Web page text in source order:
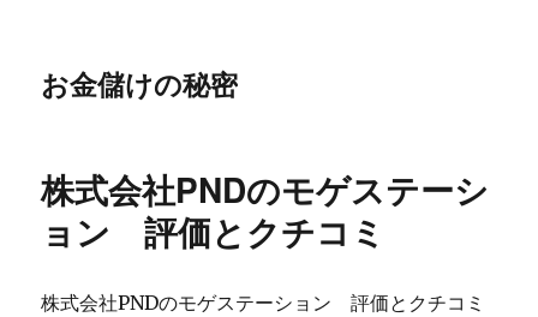
お金儲けの秘密
株式会社PNDのモゲステーシ
ョン 評価とクチコミ
株式会社PNDのモゲステーション 評価とクチコミ